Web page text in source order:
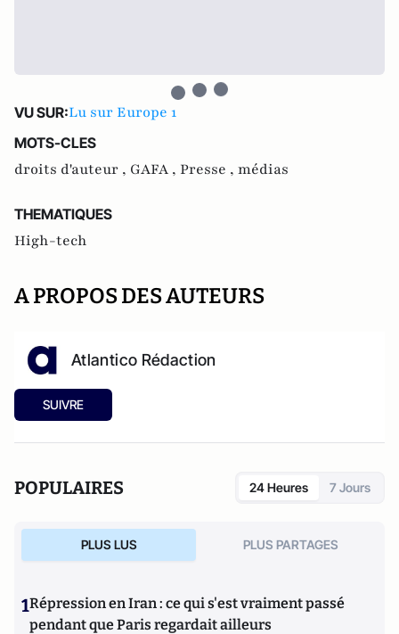
VU SUR:Lu sur Europe 1
MOTS-CLES
droits d'auteur , GAFA , Presse , médias
THEMATIQUES
High-tech
A PROPOS DES AUTEURS
Atlantico Rédaction
SUIVRE
POPULAIRES 24 Heures 7 Jours
PLUS LUS PLUS PARTAGES
1Répression en Iran : ce qui s'est vraiment passé
pendant que Paris regardait ailleurs